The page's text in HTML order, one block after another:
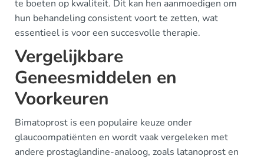
te boeten op kwaliteit. Dit kan hen aanmoedigen om
hun behandeling consistent voort te zetten, wat
essentieel is voor een succesvolle therapie.
Vergelijkbare
Geneesmiddelen en
Voorkeuren
Bimatoprost is een populaire keuze onder
glaucoompatiënten en wordt vaak vergeleken met
andere prostaglandine-analoog, zoals latanoprost en